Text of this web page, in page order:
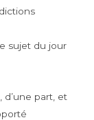
sujet du jour
d’une part, et